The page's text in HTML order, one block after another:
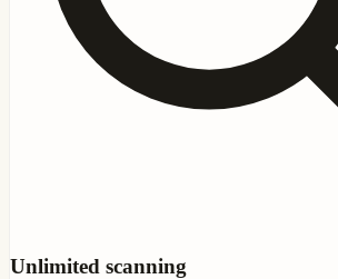
Unlimited scanning